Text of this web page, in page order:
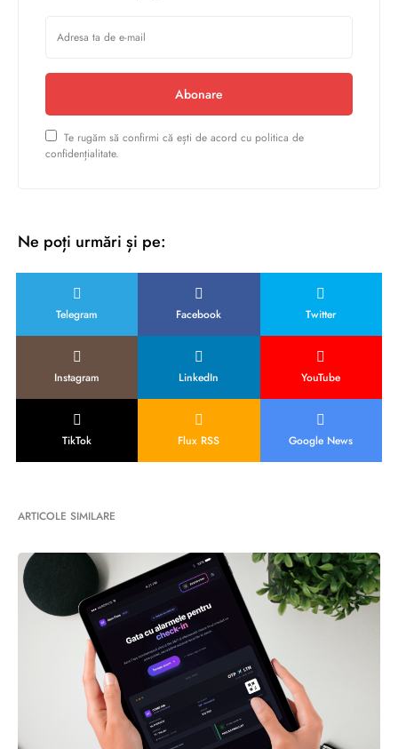
Abonare
Te rugăm să confirmi că ești de acord cu politica de
confidențialitate.
Ne poți urmări și pe:
Telegram Facebook Twitter
Instagram LinkedIn YouTube
TikTok Flux RSS Google News
ARTICOLE SIMILARE